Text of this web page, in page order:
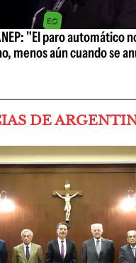
"El paro automático
menos aún cuando se
DE